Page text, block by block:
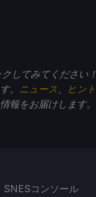
してみてください！
。 ニュース 、
ヒント
報をお届けします。
SNESコンソール